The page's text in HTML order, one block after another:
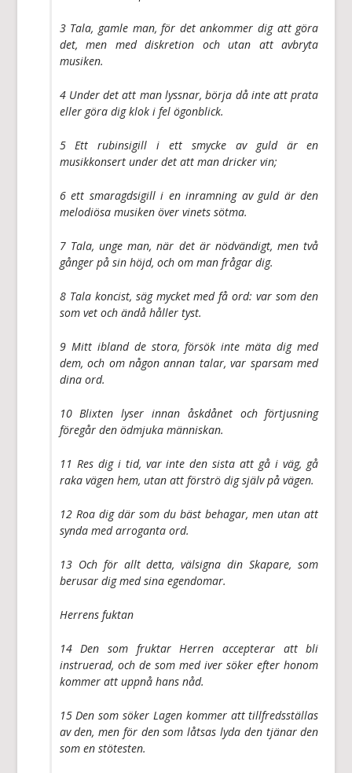
3 Tala, gamle man, för det ankommer dig att göra
det, men med diskretion och utan att avbryta
musiken.
4 Under det att man lyssnar, börja då inte att prata
eller göra dig klok i fel ögonblick.
5 Ett rubinsigill i ett smycke av guld är en
musikkonsert under det att man dricker vin;
6 ett smaragdsigill i en inramning av guld är den
melodiösa musiken över vinets sötma.
7 Tala, unge man, när det är nödvändigt, men två
gånger på sin höjd, och om man frågar dig.
8 Tala koncist, säg mycket med få ord: var som den
som vet och ändå håller tyst.
9 Mitt ibland de stora, försök inte mäta dig med
dem, och om någon annan talar, var sparsam med
dina ord.
10 Blixten lyser innan åskdånet och förtjusning
föregår den ödmjuka människan.
11 Res dig i tid, var inte den sista att gå i väg, gå
raka vägen hem, utan att förströ dig själv på vägen.
12 Roa dig där som du bäst behagar, men utan att
synda med arroganta ord.
13 Och för allt detta, välsigna din Skapare, som
berusar dig med sina egendomar.
Herrens fuktan
14 Den som fruktar Herren accepterar att bli
instruerad, och de som med iver söker efter honom
kommer att uppnå hans nåd.
15 Den som söker Lagen kommer att tillfredsställas
av den, men för den som låtsas lyda den tjänar den
som en stötesten.